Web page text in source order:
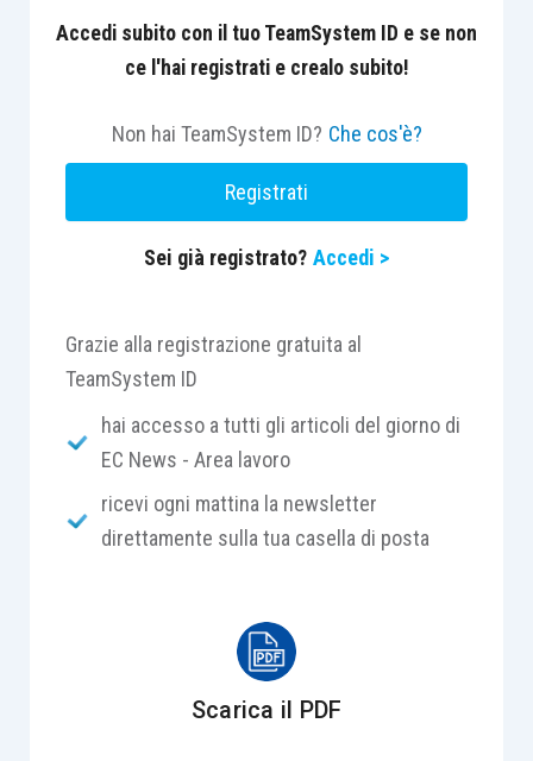
Accedi subito con il tuo TeamSystem ID e se non
ce l'hai registrati e crealo subito!
Non hai TeamSystem ID? Che cos'è?
Registrati
Sei già registrato? Accedi >
Grazie alla registrazione gratuita al
TeamSystem ID
hai accesso a tutti gli articoli del giorno di
EC News - Area lavoro
ricevi ogni mattina la newsletter
direttamente sulla tua casella di posta
Scarica il PDF